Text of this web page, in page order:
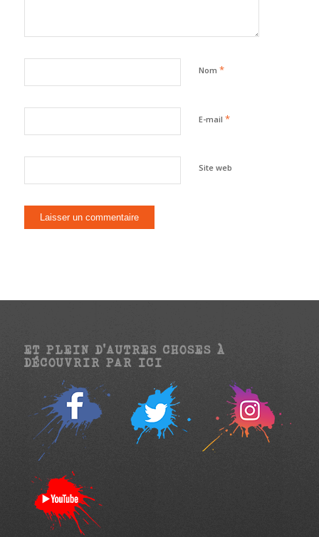
Nom *
E-mail *
Site web
ET PLEIN D’AUTRES CHOSES À
DÉCOUVRIR PAR ICI